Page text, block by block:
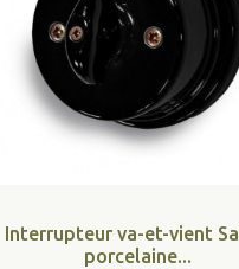
Interrupteur va-et-vient
porcelaine...